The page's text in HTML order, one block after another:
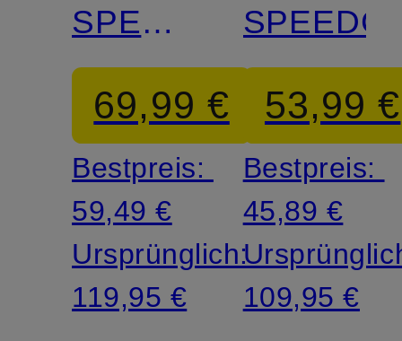
SPEEDCAT
SILVER
69,99 €
Bestpreis:
59,49 €
Ursprünglich:
119,95 €
53,99 €
Bestpreis:
45,89 €
109,95 €